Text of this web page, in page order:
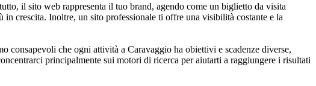
il sito web rappresenta il tuo brand, agendo come un biglietto da visita
crescita. Inoltre, un sito professionale ti offre una visibilità costante e la
che ogni attività a Caravaggio ha obiettivi e scadenze diverse,
principalmente sui motori di ricerca per aiutarti a raggiungere i risultati